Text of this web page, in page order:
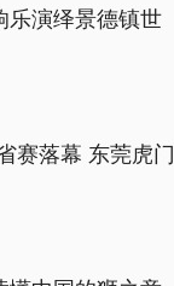
乐演绎景德镇世
赛落幕 东莞虎门